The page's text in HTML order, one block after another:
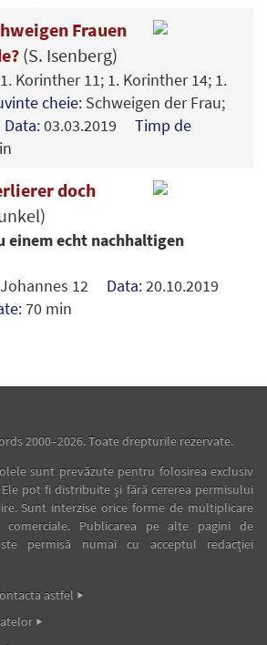
Frauen
(S. Isenberg)
1. Korinther 11; 1. Korinther 14; 1.
cheie: Schweigen der Frau;
Data:03.03.2019 Timp de
doch
einem echt nachhaltigen
Johannes 12 Data:20.10.2019
70 min
2000–2026. Toate drepturile rezervate.
sunt prevăzute pentru folosirea exclusiv
pot fi distribuite şi fără cererea permisului
Sunt interzise orice forme de multiplicare
comerciale. Publicarea pe alte pagini de
permisă numai cu acceptul redacţiei
astfel